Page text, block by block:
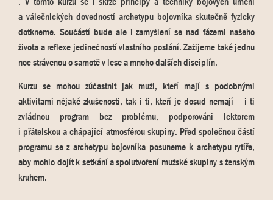
a válečnických dovedností archetypu bojovníka skutečně fyzicky
dotkneme. Součástí bude ale i zamyšlení se nad fázemi našeho
života a reflexe jedinečností vlastního poslání. Zažijeme také jednu
noc strávenou o samotě v lese a mnoho dalších disciplín.
Kurzu se mohou zúčastnit jak muži, kteří mají s podobnými
aktivitami nějaké zkušenosti, tak i ti, kteří je dosud nemají – i ti
zvládnou program bez problému, podporováni lektorem
i přátelskou a chápající atmosférou skupiny. Před společnou částí
programu se z archetypu bojovníka posuneme k archetypu rytíře,
aby mohlo dojít k setkání a spolutvoření mužské skupiny s ženským
kruhem.